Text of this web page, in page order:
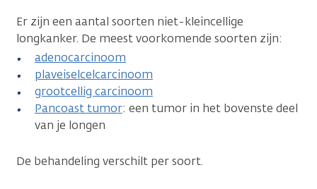
Er zijn een aantal soorten niet-kleincellige
longkanker. De meest voorkomende soorten zijn:
adenocarcinoom
plaveiselcelcarcinoom
grootcellig carcinoom
Pancoast tumor: een tumor in het bovenste deel
van je longen
De behandeling verschilt per soort.